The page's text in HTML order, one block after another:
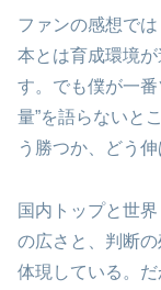
ファンの感想で
本とは育成環境
す。でも僕が一
量”を語らないと
う勝つか、どう
国内トップと世
の広さと、判断
体現している。